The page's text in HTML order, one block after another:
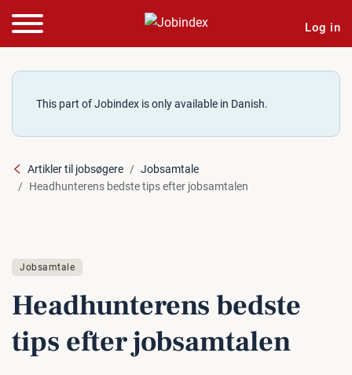
Log in
This part of Jobindex is only available in Danish.
Artikler til jobsøgere
Jobsamtale
Headhunterens bedste tips efter jobsamtalen
Jobsamtale
He­ad­hunte­rens bedste
tips efter job­sam­ta­len